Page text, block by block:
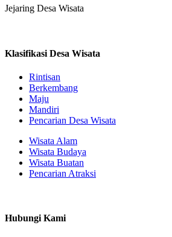
Jejaring Desa Wisata
Klasifikasi Desa Wisata
Rintisan
Berkembang
Maju
Mandiri
Pencarian Desa Wisata
Wisata Alam
Wisata Budaya
Wisata Buatan
Pencarian Atraksi
Hubungi Kami